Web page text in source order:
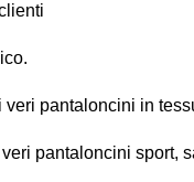
pantaloncini in
pantaloncini sport,